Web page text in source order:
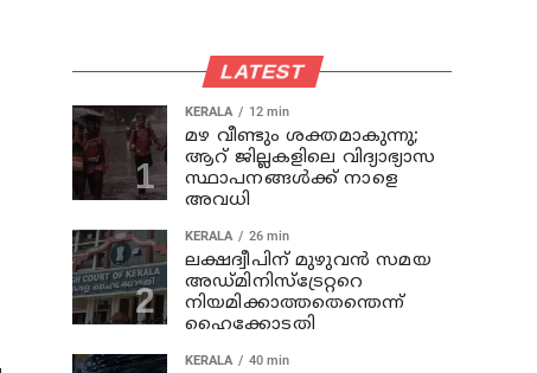
LATEST
KERALA 12 min
മഴ വീണ്ടും ശക്തമാകുന്നു;
ആറ് ജില്ലകളിലെ വിദ്യാഭ്യാസ
സ്ഥാപനങ്ങള്‍ക്ക് നാളെ
അവധി
KERALA 26 min
ലക്ഷദ്വീപിന് മുഴുവന്‍ സമയ
അഡ്മിനിസ്‌ട്രേറ്ററെ
നിയമിക്കാത്തതെന്തെന്ന്
ഹൈക്കോടതി
KERALA 40 min